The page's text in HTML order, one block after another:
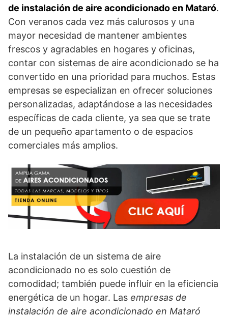
de instalación de aire acondicionado en Mataró.
Con veranos cada vez más calurosos y una
mayor necesidad de mantener ambientes
frescos y agradables en hogares y oficinas,
contar con sistemas de aire acondicionado se ha
convertido en una prioridad para muchos. Estas
empresas se especializan en ofrecer soluciones
personalizadas, adaptándose a las necesidades
específicas de cada cliente, ya sea que se trate
de un pequeño apartamento o de espacios
comerciales más amplios.
La instalación de un sistema de aire
acondicionado no es solo cuestión de
comodidad; también puede influir en la eficiencia
energética de un hogar. Las empresas de
instalación de aire acondicionado en Mataró